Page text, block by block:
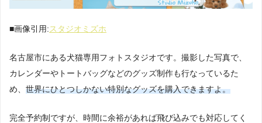
■画像引用:スタジオミズホ
名古屋市にある犬猫専用フォトスタジオです。撮影した写真で、
カレンダーやトートバッグなどのグッズ制作も行なっているた
め、 世界にひとつしかない特別なグッズを購入できますよ。
完全予約制ですが、時間に余裕があれば飛び込みでも対応してく